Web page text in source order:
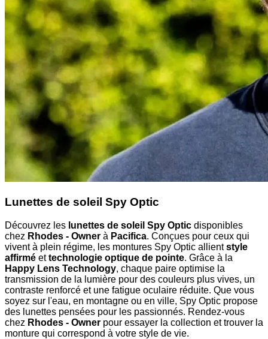
Lunettes de soleil Spy Optic
Découvrez les lunettes de soleil Spy Optic disponibles
chez Rhodes - Owner à Pacifica. Conçues pour ceux qui
vivent à plein régime, les montures Spy Optic allientstyle
affirmé ettechnologie optique de pointe. Grâce à la
Happy Lens Technology, chaque paire optimise la
transmission de la lumière pour des couleurs plus vives, un
contraste renforcé et une fatigue oculaire réduite. Que vous
soyez sur l'eau, en montagne ou en ville, Spy Optic propose
des lunettes pensées pour les passionnés. Rendez-vous
chez Rhodes - Owner pour essayer la collection et trouver la
monture qui correspond à votre style de vie.